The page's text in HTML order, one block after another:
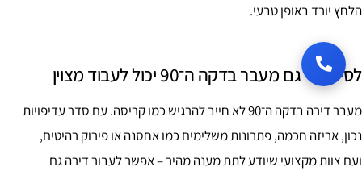
הלחץ יורד באופן טבעי.
לסיכום – גם מעבר בדקה ה־90 יכול לעבוד מצוין
מעבר דירה בדקה ה־90 לא חייב להרגיש כמו קריסה. עם סדר עדיפויות
נכון, אריזה חכמה, פתרונות משלימים כמו אחסנה או פירוק רהיטים,
ועם צוות מקצועי שיודע לתת מענה מהיר – אפשר לעבור דירה גם